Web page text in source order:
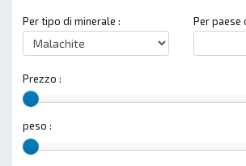
Per tipo di minerale : Per paese
Prezzo :
peso :